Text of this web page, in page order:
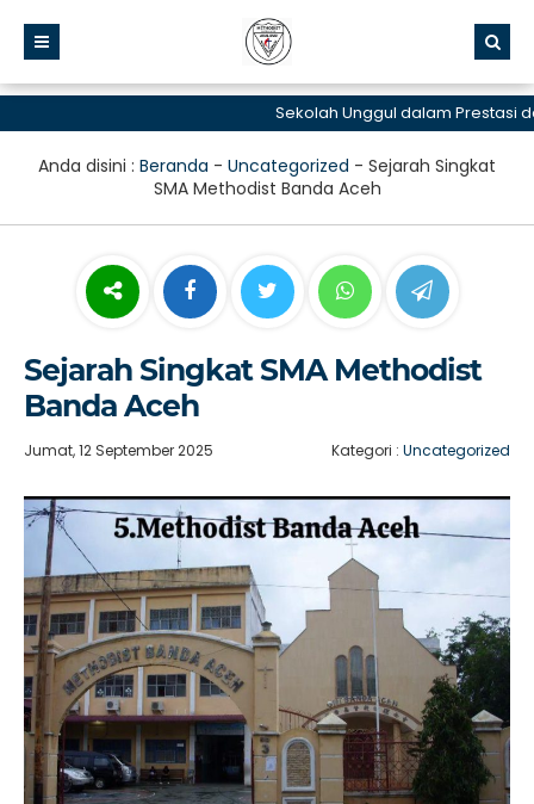
Sekolah Unggul dalam Prestasi dan
Anda disini : Beranda - Uncategorized - Sejarah Singkat
SMA Methodist Banda Aceh
Sejarah Singkat SMA Methodist
Banda Aceh
Jumat, 12 September 2025 Kategori : Uncategorized